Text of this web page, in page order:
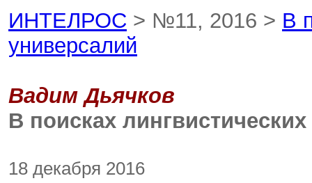
ИНТЕЛРОС > №11, 2016 > В
универсалий
Вадим Дьячков
В поисках
18 декабря 2016